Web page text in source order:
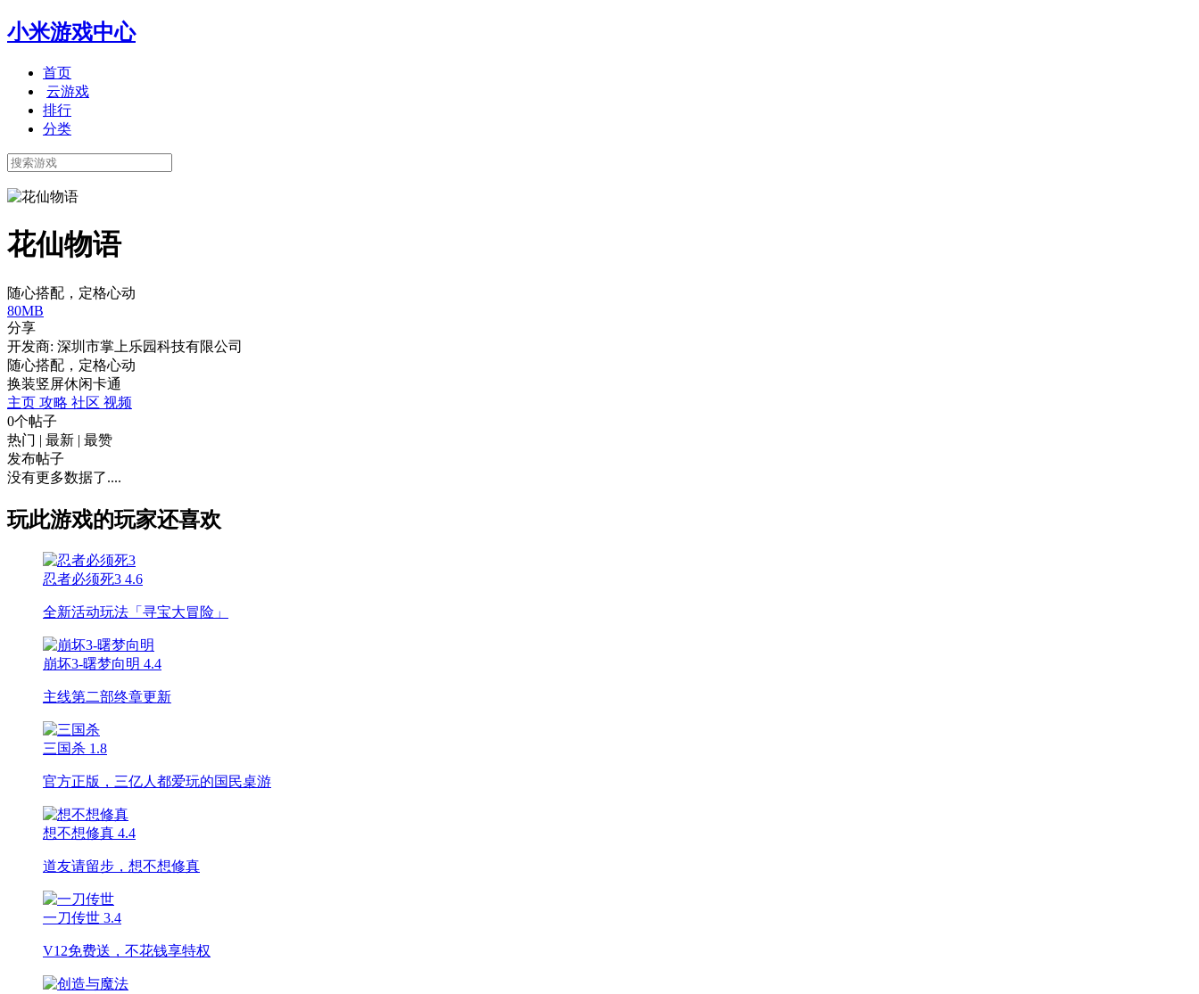
小米游戏中心
首页
云游戏
排行
分类
花仙物语
随心搭配，定格心动
80MB
分享
开发商: 深圳市掌上乐园科技有限公司
随心搭配，定格心动
换装竖屏休闲卡通
主页 攻略 社区 视频
0个帖子
热门 | 最新 | 最赞
发布帖子
没有更多数据了....
玩此游戏的玩家还喜欢
忍者必须死3 4.6
全新活动玩法「寻宝大冒险」
崩坏3-曙梦向明 4.4
主线第二部终章更新
三国杀 1.8
官方正版，三亿人都爱玩的国民桌游
想不想修真 4.4
道友请留步，想不想修真
一刀传世 3.4
V12免费送，不花钱享特权